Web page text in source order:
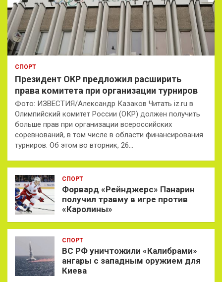
СПОРТ
Президент ОКР предложил расширить
права комитета при организации турниров
Фото: ИЗВЕСТИЯ/Александр Казаков Читать iz.ru в
Олимпийский комитет России (ОКР) должен получить
больше прав при организации всероссийских
соревнований, в том числе в области финансирования
турниров. Об этом во вторник, 26…
СПОРТ
Форвард «Рейнджерс» Панарин
получил травму в игре против
«Каролины»
СПОРТ
ВС РФ уничтожили «Калибрами»
ангары с западным оружием для
Киева